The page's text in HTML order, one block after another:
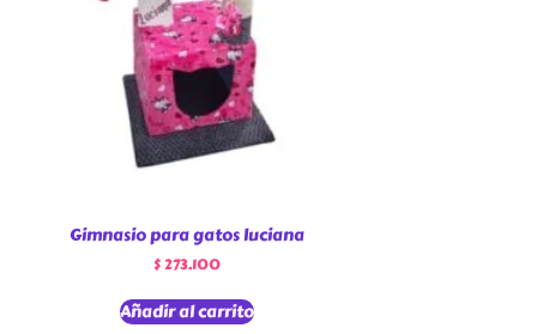
Gimnasio para gatos luciana
$273.100
Añadir al carrito